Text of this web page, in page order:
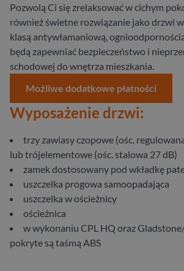
Pozwolą Ci się zrelaksować w cichym
również świetne rozwiązanie jako drzwi
klasą antywłamaniową,
będą zapewniać bezpieczeństwo i
schodowej do wnętrza mieszkania.
Możliwe dodatkowe płatności
Wyposażenie drzwi:
trzy zawiasy czopowe (ośc.
lub trójelementowe (ośc. stalowa 27 dB)
zamek dostosowany pod wkładkę
uszczelka progowa samoopadająca
uszczelka w ościeżnicy
ościeżnica
w wykonaniu CPL HQ oraz
pokryte są taśmą ABS